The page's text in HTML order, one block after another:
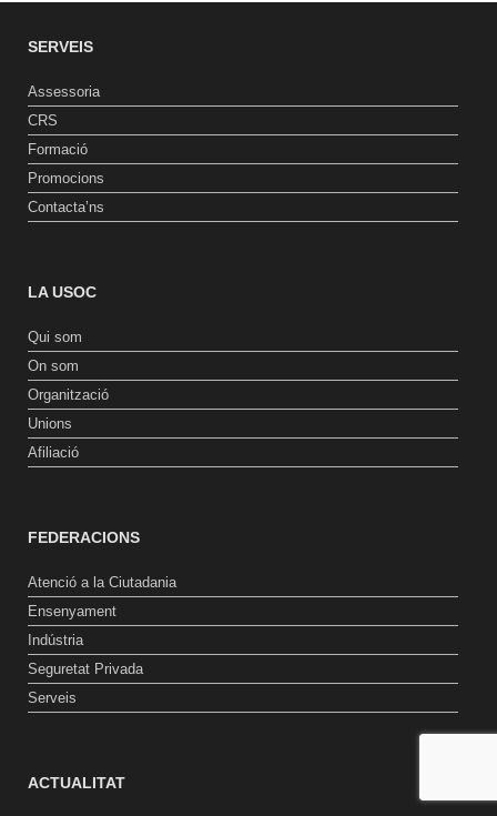
SERVEIS
Assessoria
CRS
Formació
Promocions
Contacta’ns
LA USOC
Qui som
On som
Organització
Unions
Afiliació
FEDERACIONS
Atenció a la Ciutadania
Ensenyament
Indústria
Seguretat Privada
Serveis
ACTUALITAT